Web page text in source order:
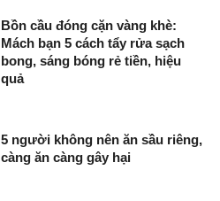
Bồn cầu đóng cặn vàng khè:
Mách bạn 5 cách tẩy rửa sạch
bong, sáng bóng rẻ tiền, hiệu
quả
5 người không nên ăn sầu riêng,
càng ăn càng gây hại